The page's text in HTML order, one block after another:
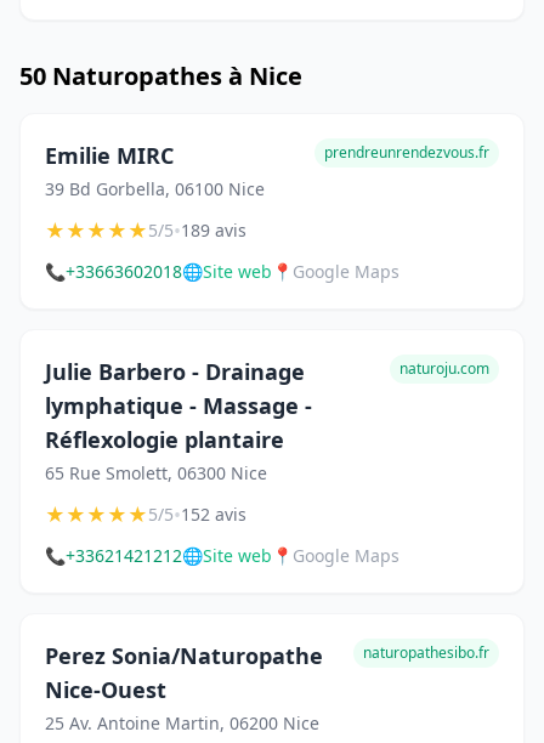
50 Naturopathes à Nice
Emilie MIRC
39 Bd Gorbella, 06100 Nice
prendreunrendezvous.fr
★★★★★5/5•189 avis
📞+33663602018🌐Site web 📍 Google Maps
Julie Barbero - Drainage
lymphatique - Massage -
Réflexologie plantaire
65 Rue Smolett, 06300 Nice
naturoju.com
★★★★★5/5•152 avis
📞+33621421212🌐Site web 📍 Google Maps
Perez Sonia/Naturopathe
Nice-Ouest
25 Av. Antoine Martin, 06200 Nice
naturopathesibo.fr